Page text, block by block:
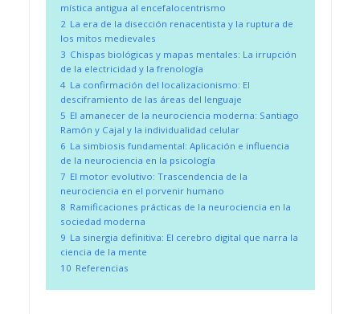
mística antigua al encefalocentrismo
2 La era de la disección renacentista y la ruptura de
los mitos medievales
3 Chispas biológicas y mapas mentales: La irrupción
de la electricidad y la frenología
4 La confirmación del localizacionismo: El
desciframiento de las áreas del lenguaje
5 El amanecer de la neurociencia moderna: Santiago
Ramón y Cajal y la individualidad celular
6 La simbiosis fundamental: Aplicación e influencia
de la neurociencia en la psicología
7 El motor evolutivo: Trascendencia de la
neurociencia en el porvenir humano
8 Ramificaciones prácticas de la neurociencia en la
sociedad moderna
9 La sinergia definitiva: El cerebro digital que narra la
ciencia de la mente
10 Referencias